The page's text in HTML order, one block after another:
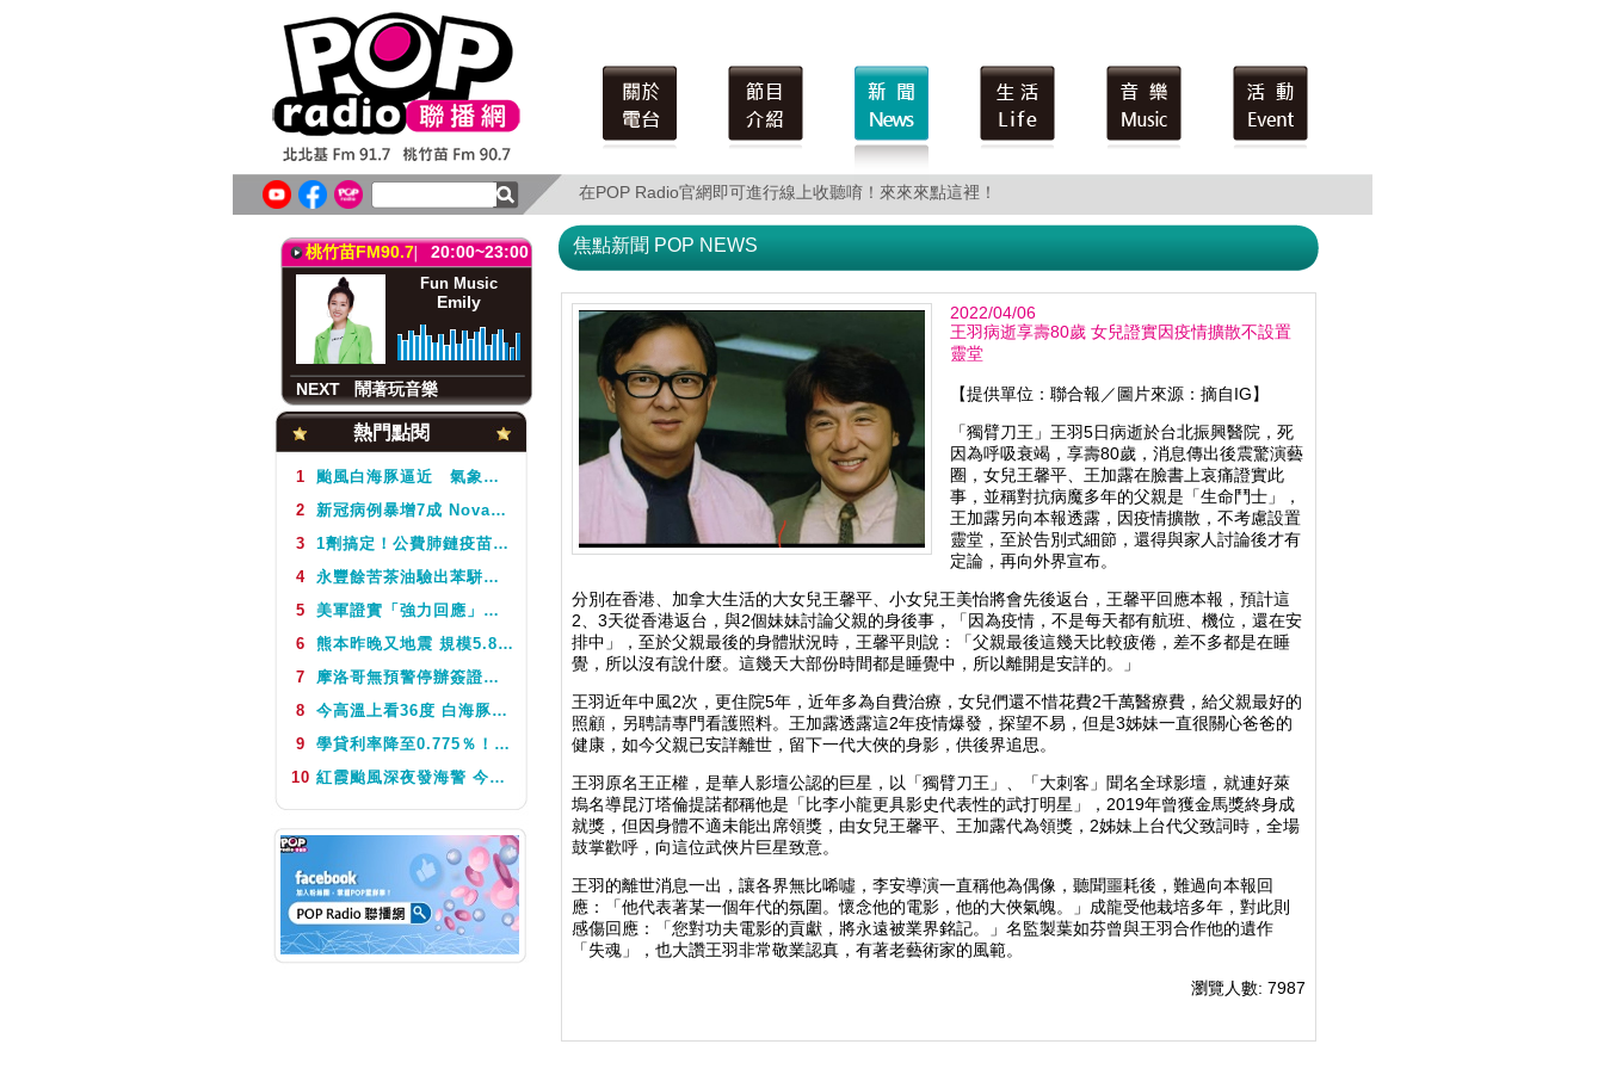
在POP Radio官網即可進行線上收聽唷！來來來點這裡！
在POP Radio官網即可進行線上收聽唷！來來來點這裡！
北北基FM91.719:00~21:00
Fun Music
Emily
NEXT鬧著玩音樂
桃竹苗FM90.720:00~23:00
Fun Music
Emily
NEXT
鬧著玩音樂
北北基FM91.719:00~21:00
Fun Music
Emily
熱門點閱
1
颱風白海豚逼近 氣象署不排除周5下半天發布海警
2
新冠病例暴增7成 Novavax疫苗剩4千劑且7月底過期 疾管署籲盡快接種
3
1劑搞定！公費肺鏈疫苗8月10日升級為新型疫苗 疾管署：317萬人受惠
4 永豐餘苦茶油驗出苯駢芘超標 北市衛生局：不分批號全面預防性下架
5
美軍證實「強力回應」伊朗飛彈襲擊 國際油價急漲後仍守穩90美元之上
6
熊本昨晚又地震 規模5.8深度極淺 最大震度5弱、氣象廳籲留意餘震
7
摩洛哥無預警停辦簽證許可函 旅遊業：9月前團體可能受影響
8
今高溫上看36度 白海豚颱風這天最靠近台灣 不排除發海警
9
學貸利率降至0.775％！台銀8月1日起受理申請 寬限期延長2年
10 紅霞颱風深夜發海警 今、明最近台灣 迎風面防豪大雨
焦點新聞 POP NEWS
2022/04/06
王羽病逝享壽80歲 女兒證實因疫情擴散不設置
靈堂
【提供單位：聯合報／圖片來源：摘自IG】
「獨臂刀王」王羽5日病逝於台北振興醫院，死
因為呼吸衰竭，享壽80歲，消息傳出後震驚演藝
圈，女兒王馨平、王加露在臉書上哀痛證實此
事，並稱對抗病魔多年的父親是「生命鬥士」，
王加露另向本報透露，因疫情擴散，不考慮設置
靈堂，至於告別式細節，還得與家人討論後才有
定論，再向外界宣布。
分別在香港、加拿大生活的大女兒王馨平、小女兒王美怡將會先後返台，王馨平回應本報，預計這
2、3天從香港返台，與2個妹妹討論父親的身後事，「因為疫情，不是每天都有航班、機位，還在安
排中」，至於父親最後的身體狀況時，王馨平則說：「父親最後這幾天比較疲倦，差不多都是在睡
覺，所以沒有說什麼。這幾天大部份時間都是睡覺中，所以離開是安詳的。」
王羽近年中風2次，更住院5年，近年多為自費治療，女兒們還不惜花費2千萬醫療費，給父親最好的
照顧，另聘請專門看護照料。王加露透露這2年疫情爆發，探望不易，但是3姊妹一直很關心爸爸的
健康，如今父親已安詳離世，留下一代大俠的身影，供後界追思。
王羽原名王正權，是華人影壇公認的巨星，以「獨臂刀王」、「大刺客」聞名全球影壇，就連好萊
塢名導昆汀塔倫提諾都稱他是「比李小龍更具影史代表性的武打明星」，2019年曾獲金馬獎終身成
就獎，但因身體不適未能出席領獎，由女兒王馨平、王加露代為領獎，2姊妹上台代父致詞時，全場
鼓掌歡呼，向這位武俠片巨星致意。
王羽的離世消息一出，讓各界無比唏噓，李安導演一直稱他為偶像，聽聞噩耗後，難過向本報回
應：「他代表著某一個年代的氛圍。懷念他的電影，他的大俠氣魄。」成龍受他栽培多年，對此則
感傷回應：「您對功夫電影的貢獻，將永遠被業界銘記。」名監製葉如芬曾與王羽合作他的遺作
「失魂」，也大讚王羽非常敬業認真，有著老藝術家的風範。
瀏覽人數: 7987